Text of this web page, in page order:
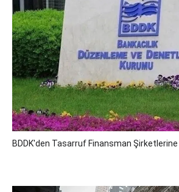
BDDK'den Tasarruf Finansman